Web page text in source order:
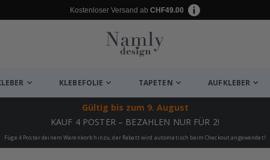
Kostenloser Versand ab CHF49.00
KLEBEFOLIE TAPETEN AUFKLEBER
Gültig bis zum 9. August
KAUF 4 POSTER – BEZAHLEN NUR FÜR 2!
Füge 4 Poster deinem Warenkorb hinzu, der Rabatt wird automatisch beim Checkout angewendet!